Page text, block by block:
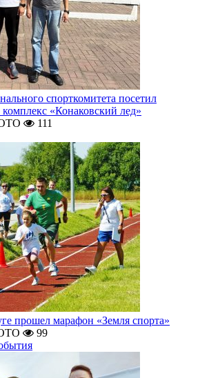
спорткомитета посетил
«Конаковский лед»
111
прошел марафон «Земля спорта»
99